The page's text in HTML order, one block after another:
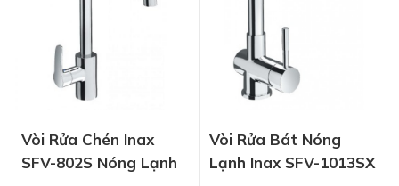
Vòi Rửa Chén Inax
SFV-802S Nóng Lạnh
Vòi Rửa Bát Nóng
Lạnh Inax SFV-1013SX